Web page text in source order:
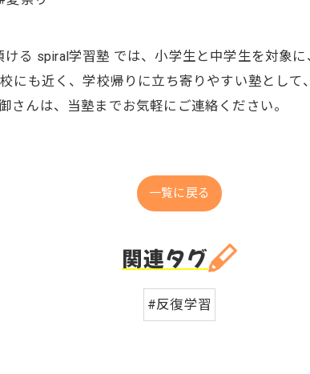
る spiral学習塾 では、小学生と中学生を対象
にも近く、学校帰りに立ち寄りやすい塾とし
んは、当塾までお気軽にご連絡ください。
一覧に戻る
関連タグ
#反復学習